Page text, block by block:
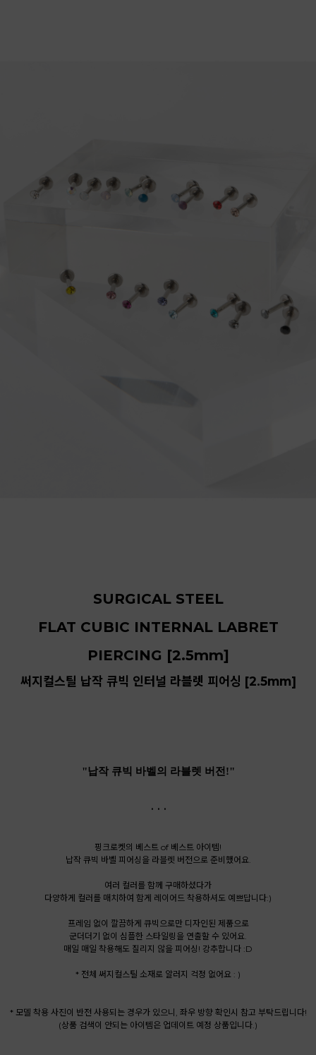
SURGICAL STEEL
FLAT CUBIC INTERNAL LABRET
PIERCING [2.5mm]
써지컬스틸 납작 큐빅 인터널 라블렛 피어싱 [2.5mm]
"납작 큐빅 바벨의 라블렛 버전!"
. . .
핑크로켓의 베스트 of 베스트 아이템!
납작 큐빅 바벨 피어싱을 라블렛 버전으로 준비했어요.
여러 컬러를 함께 구매하셨다가
다양하게 컬러를 매치하여 함게 레이어드 착용하셔도 예쁘답니다:)
프레임 없이 깔끔하게 큐빅으로만 디자인된 제품으로
군더더기 없이 심플한 스타일링을 연출할 수 있어요.
매일 매일 착용해도 질리지 않을 피어싱! 강추합니다 :D
* 전체 써지컬스틸 소재로 알러지 걱정 없어요 : )
* 모델 착용 사진이 반전 사용되는 경우가 있으니, 좌우 방향 확인시 참고 부탁드립니다!
(상품 검색이 안되는 아이템은 업데이트 예정 상품입니다.)